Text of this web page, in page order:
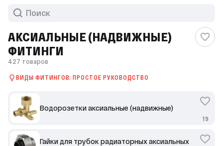
АКСИАЛЬНЫЕ (НАДВИЖНЫЕ)
ФИТИНГИ
427 товаров
ВИДЫ ФИТИНГОВ: ПРОСТОЕ РУКОВОДСТВО
Водорозетки аксиальные (надвижные)
19
Гайки для трубок радиаторных аксиальных